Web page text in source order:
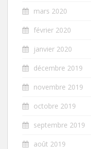
mars 2020
février 2020
janvier 2020
décembre 2019
novembre 2019
octobre 2019
septembre 2019
août 2019